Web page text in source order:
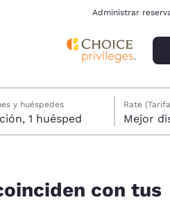
Administrar
y huéspedes
1 habitación, 1 huésped
Rate
Mejor
con tus